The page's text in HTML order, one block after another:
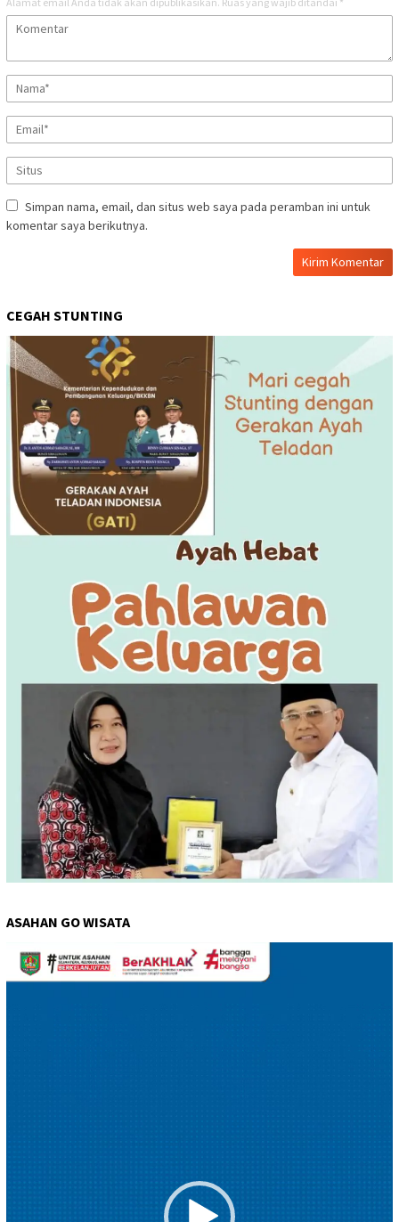
Simpan nama, email, dan situs web saya pada peramban ini untuk
komentar saya berikutnya.
CEGAH STUNTING
ASAHAN GO WISATA
Pemutar
Video